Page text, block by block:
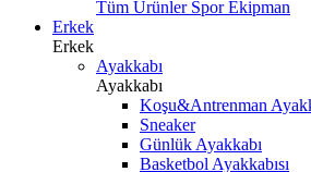
Tüm Ürünler Spor Ekipman
Erkek
Erkek
Ayakkabı
Ayakkabı
Koşu&Antrenman
Sneaker
Günlük Ayakkabı
Basketbol Ayakkabısı